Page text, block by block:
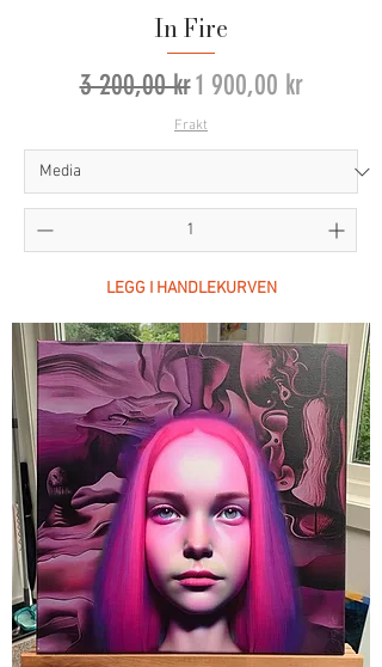
In Fire
Vanlig pris
3 200,00 krSalgspris
1 900,00 kr
Frakt
LEGG I HANDLEKURVEN